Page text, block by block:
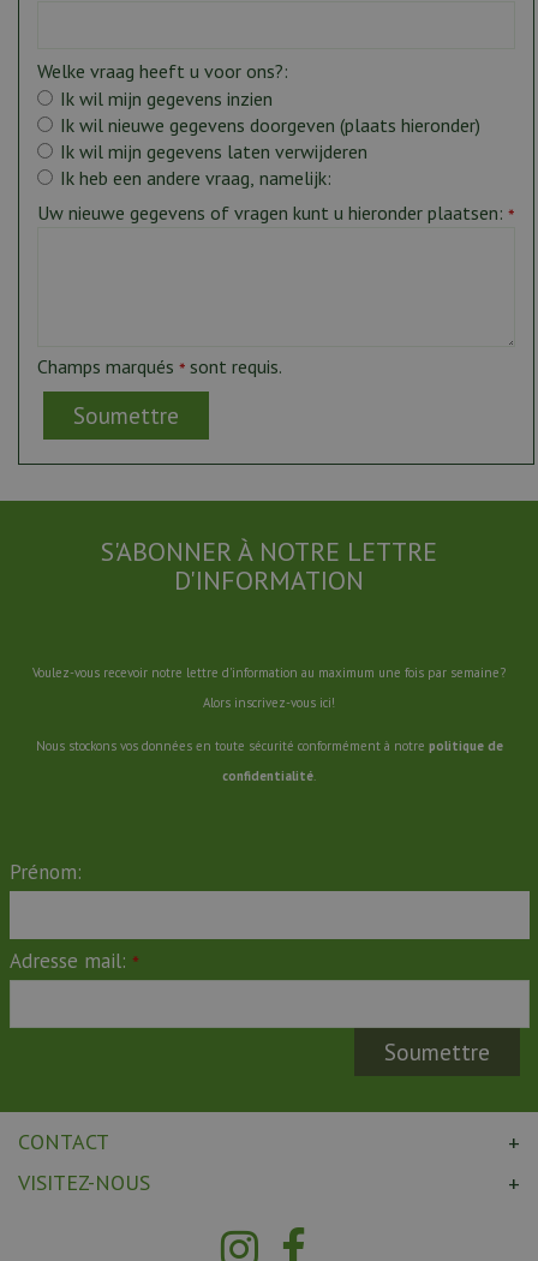
Welke vraag heeft u voor ons?:
Ik wil mijn gegevens inzien
Ik wil nieuwe gegevens doorgeven (plaats hieronder)
Ik wil mijn gegevens laten verwijderen
Ik heb een andere vraag, namelijk:
Uw nieuwe gegevens of vragen kunt u hieronder plaatsen: *
Champs marqués * sont requis.
S'ABONNER À NOTRE LETTRE
D'INFORMATION
Voulez-vous recevoir notre lettre d'information au maximum une fois par semaine?
Alors inscrivez-vous ici!
Nous stockons vos données en toute sécurité conformément à notre politique de
confidentialité.
Prénom:
Adresse mail: *
CONTACT
VISITEZ-NOUS